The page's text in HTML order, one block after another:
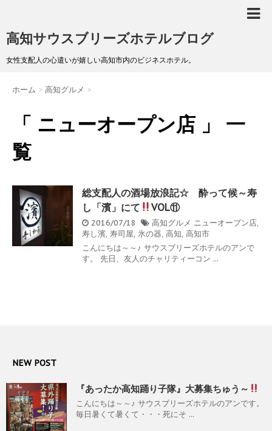
高知サウスブリーズホテルブログ
女性支配人の心遣いが嬉しい高知市内のビジネスホテル。
ホーム > 高知グルメ >
「 ニューオープン店 」 一
覧
総支配人の酒場放浪記☆ 酔って候～寿
し「濱」にて
VOL⑪
2016/07/18 高知グルメ ニューオープン店,
寿し濱, 寿司屋, 氷の器, 高知, 高知市
こんにちは～～♪ サウスブリーズホテルのアンで
す。 先日、友人のチャリティーコン ...
NEW POST
『あったか高知踊り子隊』大募集ちゅう～
こんにちは～～♪ サウスブリーズホテルのアンです。
毎日暑くて暑くて・・・死にそ ...